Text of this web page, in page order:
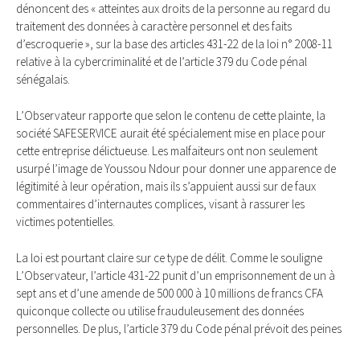
dénoncent des « atteintes aux droits de la personne au regard du
traitement des données à caractère personnel et des faits
d’escroquerie », sur la base des articles 431-22 de la loi n° 2008-11
relative à la cybercriminalité et de l’article 379 du Code pénal
sénégalais.
L’Observateur rapporte que selon le contenu de cette plainte, la
société SAFESERVICE aurait été spécialement mise en place pour
cette entreprise délictueuse. Les malfaiteurs ont non seulement
usurpé l’image de Youssou Ndour pour donner une apparence de
légitimité à leur opération, mais ils s’appuient aussi sur de faux
commentaires d’internautes complices, visant à rassurer les
victimes potentielles.
La loi est pourtant claire sur ce type de délit. Comme le souligne
L’Observateur, l’article 431-22 punit d’un emprisonnement de un à
sept ans et d’une amende de 500 000 à 10 millions de francs CFA
quiconque collecte ou utilise frauduleusement des données
personnelles. De plus, l’article 379 du Code pénal prévoit des peines